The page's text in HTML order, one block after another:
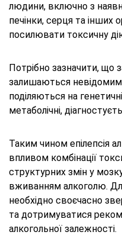
людини, включно з
печінки, серця та інших
посилювати токсичну
Потрібно зазначити, що
залишаються
поділяються на
метаболічні,
Таким чином епілепсія
впливом комбінації
структурних змін у
вживанням алкоголю.
необхідно своєчасно
та дотримуватися
алкогольної залежності.